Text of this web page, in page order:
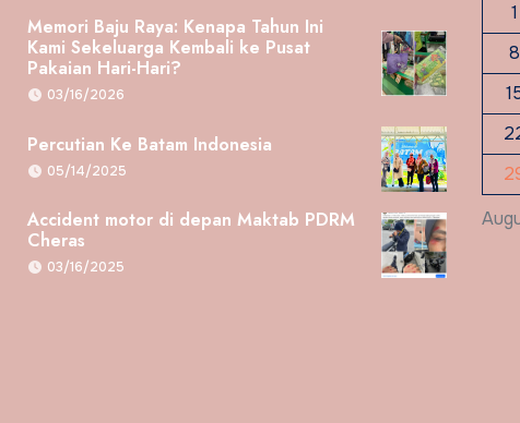
Memori Baju Raya: Kenapa Tahun Ini
Kami Sekeluarga Kembali ke Pusat
Pakaian Hari-Hari?
03/16/2026
Percutian Ke Batam Indonesia
05/14/2025
Accident motor di depan Maktab PDRM
Cheras
03/16/2025
1
8